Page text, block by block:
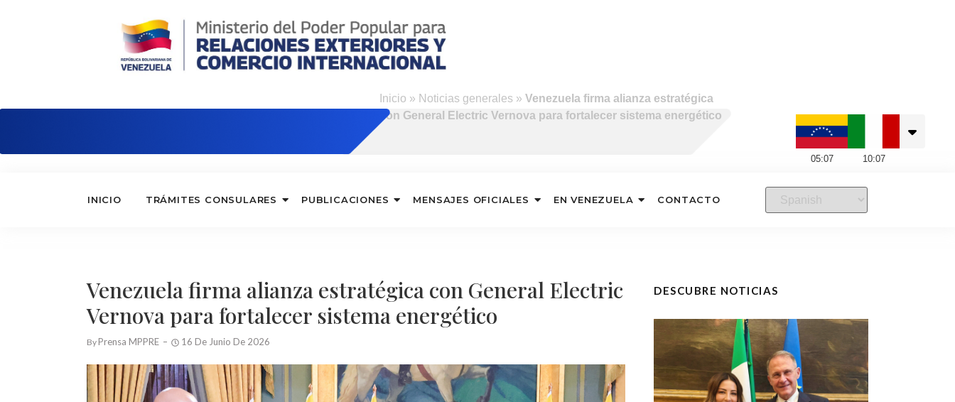
Inicio » Noticias generales »Venezuela firma alianza estratégica
con General Electric Vernova para fortalecer sistema energético
05:07 10:07
INICIO TRÁMITES CONSULARES PUBLICACIONES MENSAJES OFICIALES EN VENEZUELA CONTACTO
Venezuela firma alianza estratégica con General Electric
Vernova para fortalecer sistema energético
By Prensa MPPRE 16 De Junio De 2026
DESCUBRE NOTICIAS